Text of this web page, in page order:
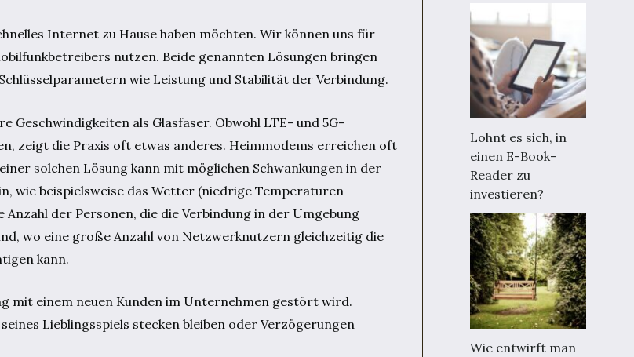
Internet zu Hause haben möchten. Wir können uns für
nutzen. Beide genannten Lösungen bringen
wie Leistung und Stabilität der Verbindung.
als Glasfaser. Obwohl LTE- und 5G-
zeigt die Praxis oft etwas anderes. Heimmodems erreichen oft
solchen Lösung kann mit möglichen Schwankungen in der
wie beispielsweise das Wetter (niedrige Temperaturen
der Personen, die die Verbindung in der Umgebung
wo eine große Anzahl von Netzwerknutzern gleichzeitig die
kann.
mit einem neuen Kunden im Unternehmen gestört wird.
Lieblingsspiels stecken bleiben oder Verzögerungen
Lohnt es sich, in
einen E-Book-
Reader zu
investieren?
Wie entwirft man